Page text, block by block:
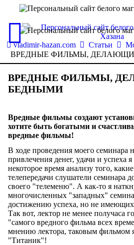
vladimir-hazan.com Статьи
ВРЕДНЫЕ ФИЛЬМЫ,
ВРЕДНЫЕ ФИЛЬМЫ,
БЕДНЫМИ
Вредные фильмы создают
хотите быть богатыми и
вредные фильмы!
В ходе проведения моего семинара
привлечения денег, удачи и успеха
некоторое время анализу того,
телепередачи слушатели семинара
своего "телеменю". А как-то я
многочисленных "западных"
достижению успеха, но не
Так вот, лектор не менее получаса
"самого вредного фильма всех
мнению лектора, таковым фильмом
"Титаник"!